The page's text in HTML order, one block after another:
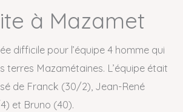
à Mazamet
difficile pour l’équipe 4 homme qui
terres Mazamétaines. L’équipe était
de Franck (30/2), Jean-René
et Bruno (40).